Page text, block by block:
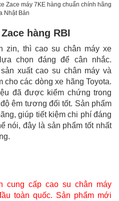
Zace máy 7KE hàng chuẩn chính hãng
Nhật Bản
hàng RBI
zin, thì cao su chân máy xe
chọn đáng để cân nhắc.
xuất cao su chân máy và
cho các dòng xe hãng Toyota.
đã được kiểm chứng trong
êm tương đối tốt. Sản phẩm
giúp tiết kiệm chi phí đáng
nói, đây là sản phẩm tốt nhất
cung cấp cao su chân máy
toàn quốc. Sản phẩm mới